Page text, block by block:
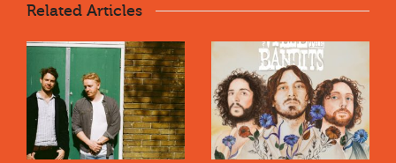
Related Articles